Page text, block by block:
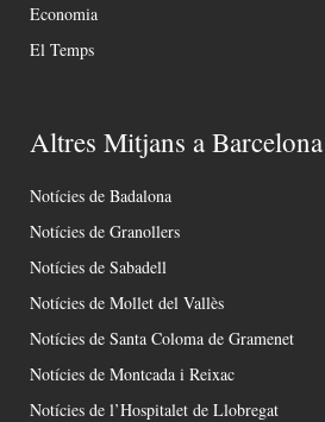
Economia
El Temps
Altres Mitjans a Barcelona
Notícies de Badalona
Notícies de Granollers
Notícies de Sabadell
Notícies de Mollet del Vallès
Notícies de Santa Coloma de Gramenet
Notícies de Montcada i Reixac
Notícies de l’Hospitalet de Llobregat